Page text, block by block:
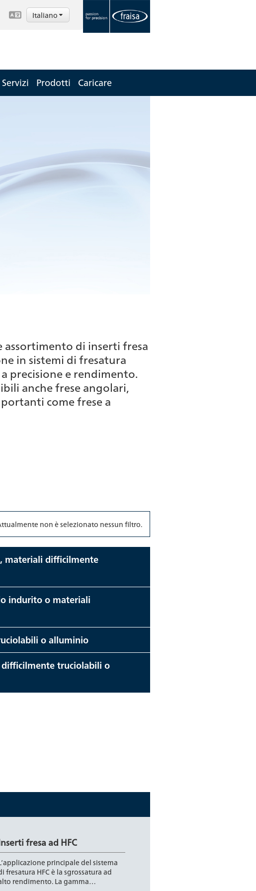
Italiano
Servizi Prodotti Caricare
assortimento di inserti fresa
in sistemi di fresatura
precisione e rendimento.
anche frese angolari,
come frese a
non è selezionato nessun filtro.
materiali difficilmente
indurito o materiali
o alluminio
difficilmente truciolabili o
fresa ad HFC
principale del sistema
fresatura HFC è la sgrossatura ad
rendimento. La gamma…